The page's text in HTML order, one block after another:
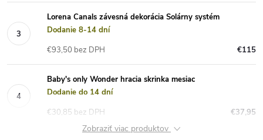
Lorena Canals závesná dekorácia Solárny systém
Dodanie 8-14 dní
€115
€93,50 bez DPH
Baby's only Wonder hracia skrinka mesiac
Dodanie do 14 dní
€37,95
€30,85 bez DPH
Zobraziť viac produktov